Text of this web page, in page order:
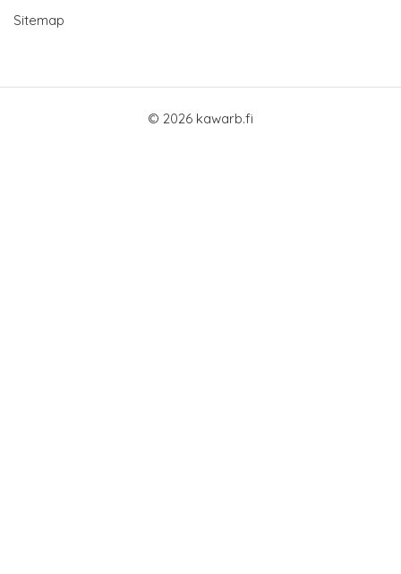
Sitemap
© 2026 kawarb.fi